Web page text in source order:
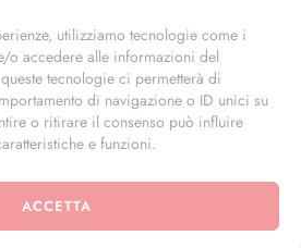
utilizziamo tecnologie come i
o accedere alle informazioni del
tecnologie ci permetterà di
di navigazione o ID unici su
o ritirare il consenso può influire
e funzioni.
ACCETTA